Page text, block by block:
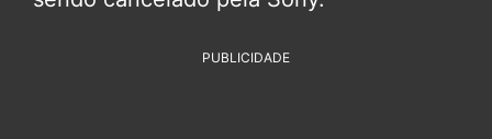
PUBLICIDADE